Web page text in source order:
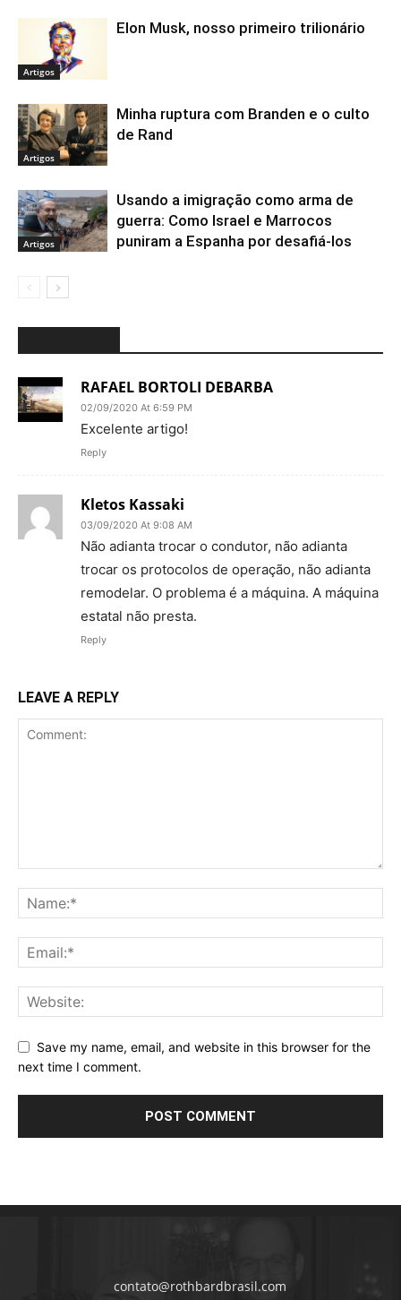
Artigos
Elon Musk, nosso primeiro trilionário
Artigos
Minha ruptura com Branden e o culto
de Rand
Artigos
Usando a imigração como arma de
guerra: Como Israel e Marrocos
puniram a Espanha por desafiá-los
RAFAEL BORTOLI DEBARBA
02/09/2020 At 6:59 PM
Excelente artigo!
Reply
Kletos Kassaki
03/09/2020 At 9:08 AM
Não adianta trocar o condutor, não adianta
trocar os protocolos de operação, não adianta
remodelar. O problema é a máquina. A máquina
estatal não presta.
Reply
LEAVE A REPLY
Save my name, email, and website in this browser for the
next time I comment.
contato@rothbardbrasil.com